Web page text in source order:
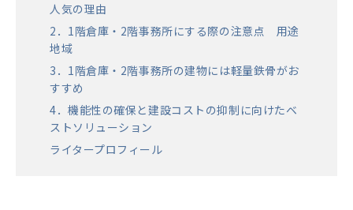
人気の理由
2．1階倉庫・2階事務所にする際の注意点 用途
地域
3．1階倉庫・2階事務所の建物には軽量鉄骨がお
すすめ
4．機能性の確保と建設コストの抑制に向けたベ
ストソリューション
ライタープロフィール